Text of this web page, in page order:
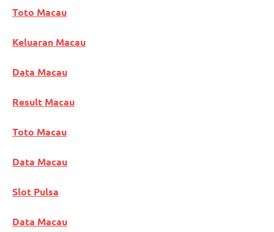
Toto Macau
Keluaran Macau
Data Macau
Result Macau
Toto Macau
Data Macau
Slot Pulsa
Data Macau